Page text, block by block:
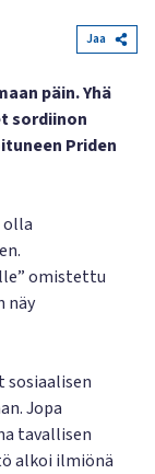
Jaa
päin. Yhä
sordiinon
Priden
olla
omistettu
näy
sosiaalisen
Jopa
tavallisen
alkoi ilmiönä